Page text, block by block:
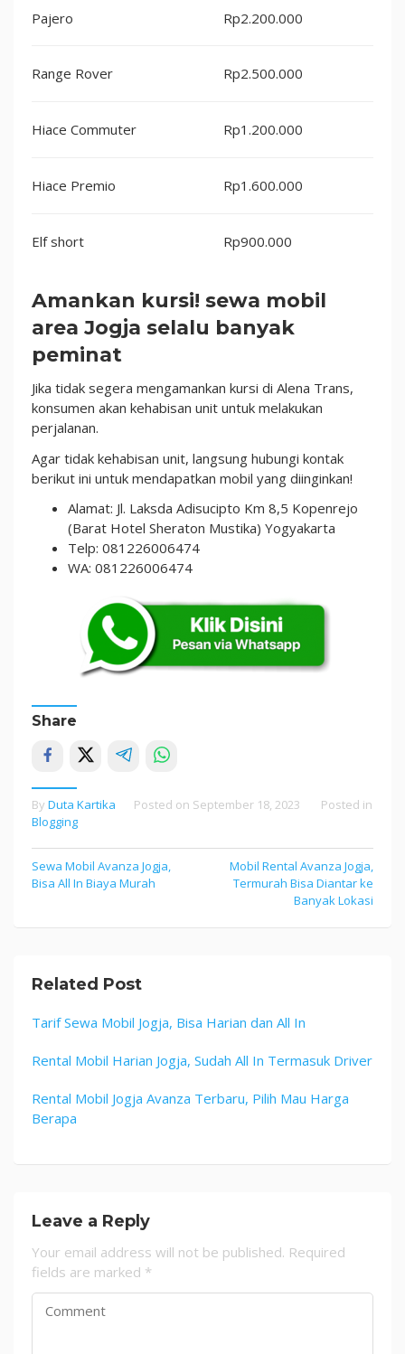
Pajero Rp2.200.000
Range Rover Rp2.500.000
Hiace Commuter Rp1.200.000
Hiace Premio Rp1.600.000
Elf short Rp900.000
Amankan kursi! sewa mobil
area Jogja selalu banyak
peminat
Jika tidak segera mengamankan kursi di Alena Trans,
konsumen akan kehabisan unit untuk melakukan
perjalanan.
Agar tidak kehabisan unit, langsung hubungi kontak
berikut ini untuk mendapatkan mobil yang diinginkan!
Alamat: Jl. Laksda Adisucipto Km 8,5 Kopenrejo
(Barat Hotel Sheraton Mustika) Yogyakarta
Telp: 081226006474
WA: 081226006474
Share
By Duta Kartika Posted on September 18, 2023
Posted in
Blogging
Post
navigation
Sewa Mobil Avanza Jogja,
Bisa All In Biaya Murah
Mobil Rental Avanza Jogja,
Termurah Bisa Diantar ke
Banyak Lokasi
Related Post
Tarif Sewa Mobil Jogja, Bisa Harian dan All In
Rental Mobil Harian Jogja, Sudah All In Termasuk Driver
Rental Mobil Jogja Avanza Terbaru, Pilih Mau Harga
Berapa
Leave a Reply
Your email address will not be published. Required
fields are marked *